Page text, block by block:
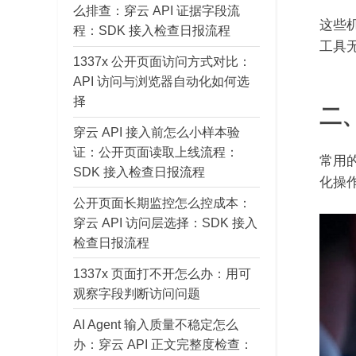
这些
工具
二
常用
化操
么排查：穿云 API 证据字段流
程：SDK 接入检查日报流程
1337x 公开页面访问方式对比：
API 访问与浏览器自动化如何选
择
穿云 API 接入前怎么小样本验
证：公开页面读取上线流程：
SDK 接入检查日报流程
公开页面长期监控怎么控成本：
穿云 API 访问层选择：SDK 接入
检查日报流程
1337x 页面打不开怎么办：用可
观察字段判断访问问题
AI Agent 输入质量不稳定怎么
办：穿云 API 正文完整度检查：